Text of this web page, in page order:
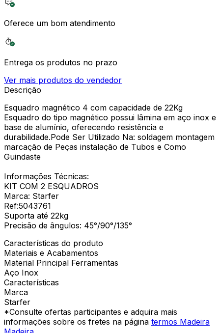
Oferece um bom atendimento
Entrega os produtos no prazo
Ver mais produtos do vendedor
Descrição
Esquadro magnético 4 com capacidade de 22Kg
Esquadro do tipo magnético possui lâmina em aço inox e
base de alumínio, oferecendo resistência e
durabilidade.Pode Ser Utilizado Na: soldagem montagem
marcação de Peças instalação de Tubos e Como
Guindaste
Informações Técnicas:
KIT COM 2 ESQUADROS
Marca: Starfer
Ref:5043761
Suporta até 22kg
Precisão de ângulos: 45°/90°/135°
Características do produto
Materiais e Acabamentos
Material Principal Ferramentas
Aço Inox
Características
Marca
Starfer
*Consulte ofertas participantes e adquira mais
informações sobre os fretes na página termos Madeira